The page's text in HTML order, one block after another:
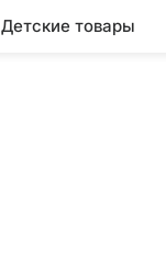
Детские товары